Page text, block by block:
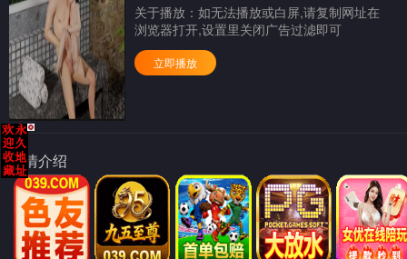
关于播放： 如无法播放或白屏,请复制网址在
浏览器打开,设置里关闭广告过滤即可
立即播放
剧情介绍